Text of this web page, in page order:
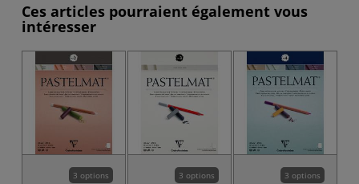
Ces articles pourraient également vous
intéresser
3 options 3 options 3 options